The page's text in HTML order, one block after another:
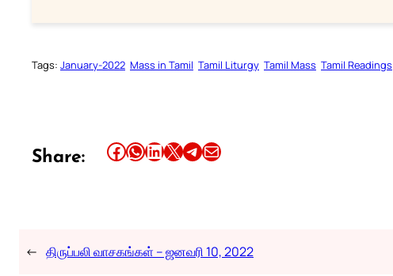
Tags: January-2022 Mass in Tamil Tamil Liturgy Tamil Mass Tamil Readings
Share: Share this article on Facebook Share this article on WhatsApp Share this article on LinkedIn Share this article on X Share this article on TelegramEmail this Article
← திருப்பலி வாசகங்கள் – ஜனவரி 10, 2022